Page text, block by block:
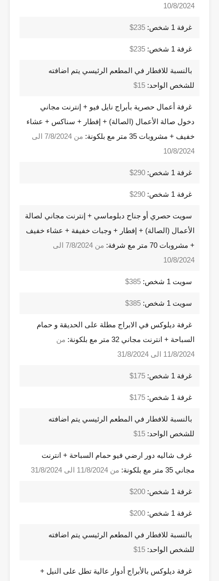
10/8/2024
غرفة 1 شخص: 235$
غرفة 1 شخص: 235$
بالنسبة للافطار في المطعم الرئيسي يتم اضافته
للشخص الواحد: 15$
غرفة أعمال حصرية بأبراج نايل فيو + إنترنت مجاني
دخول صالة الأعمال (الصالة) + إفطار + سناكس + عشاء
خفيف + مشروبات 35 متر مع بلكونة:
من 7/8/2024 الى
10/8/2024
غرفة 1 شخص: 290$
غرفة 1 شخص: 290$
سويت حصري أو جناح دبلوماسي + إنترنت مجاني لصالة
الأعمال (الصالة) + إفطار + وجبات خفيفة + عشاء خفيف
+ مشروبات 70 متر مع شرفة:
من 7/8/2024 الى
10/8/2024
سويت 1 شخص: 385$
سويت 1 شخص: 385$
غرفة ديلوكس في الابراج مطلة على الحديقة و حمام
السباحة + انترنت مجاني 32 متر مع بلكونة:
من
11/8/2024 الى 31/8/2024
غرفة 1 شخص: 175$
غرفة 1 شخص: 175$
بالنسبة للافطار في المطعم الرئيسي يتم اضافته
للشخص الواحد: 15$
غرف شاليه دور ارضي فيو حمام السباحة + انترنت
مجاني 35 متر مع بلكونة:
من 11/8/2024 الى 31/8/2024
غرفة 1 شخص: 200$
غرفة 1 شخص: 200$
بالنسبة للافطار في المطعم الرئيسي يتم اضافته
للشخص الواحد: 15$
غرفة ديلوكس بالأبراج أدوار عالية تطل على النيل +